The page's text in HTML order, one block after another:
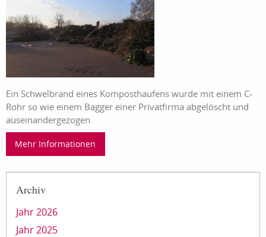
Ein Schwelbrand eines Komposthaufens wurde mit einem C-
Rohr so wie einem Bagger einer Privatfirma abgelöscht und
auseinandergezogen
Mehr Informationen
Archiv
Jahr 2026
Jahr 2025